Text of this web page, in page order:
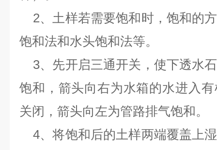
2、土样若需要饱和时，饱和的
饱和法和水头饱和法等。
3、先开启三通开关，使下透水
饱和，箭头向右为水箱的水进入
关闭，箭头向左为管路排气饱和。
4、将饱和后的土样两端覆盖上